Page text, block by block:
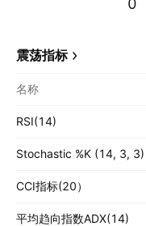
0
震荡指标
名称
RSI(14)
Stochastic %K (14, 3, 3)
CCI指标(20）
平均趋向指数ADX(14)